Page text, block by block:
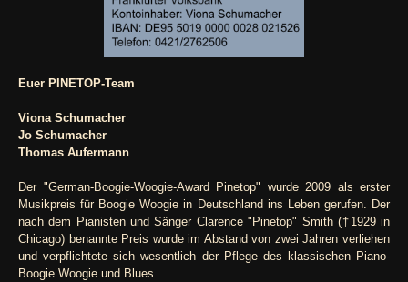
Euer PINETOP-Team
Viona Schumacher
Jo Schumacher
Thomas Aufermann
Der "German-Boogie-Woogie-Award Pinetop" wurde 2009 als erster
Musikpreis für Boogie Woogie in Deutschland ins Leben gerufen. Der
nach dem Pianisten und Sänger Clarence "Pinetop" Smith (†1929 in
Chicago) benannte Preis wurde im Abstand von zwei Jahren verliehen
und verpflichtete sich wesentlich der Pflege des klassischen Piano-
Boogie Woogie und Blues.